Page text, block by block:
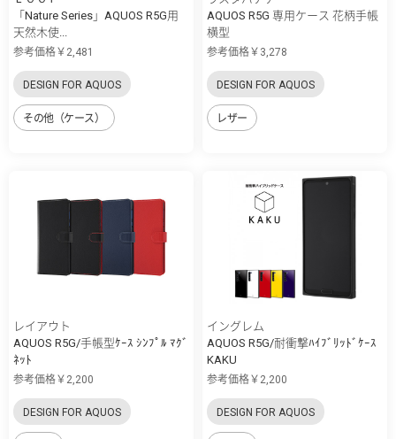
「Nature Series」AQUOS R5G用
天然木使...
参考価格￥2,481
DESIGN FOR AQUOS
その他（ケース）
AQUOS R5G 専用ケース 花柄手帳
横型
参考価格￥3,278
DESIGN FOR AQUOS
レザー
レイアウト
AQUOS R5G/手帳型ｹｰｽ ｼﾝﾌﾟﾙ ﾏｸﾞ
ﾈｯﾄ
参考価格￥2,200
DESIGN FOR AQUOS
イングレム
AQUOS R5G/耐衝撃ﾊｲﾌﾞﾘｯﾄﾞｹｰｽ
KAKU
参考価格￥2,200
DESIGN FOR AQUOS